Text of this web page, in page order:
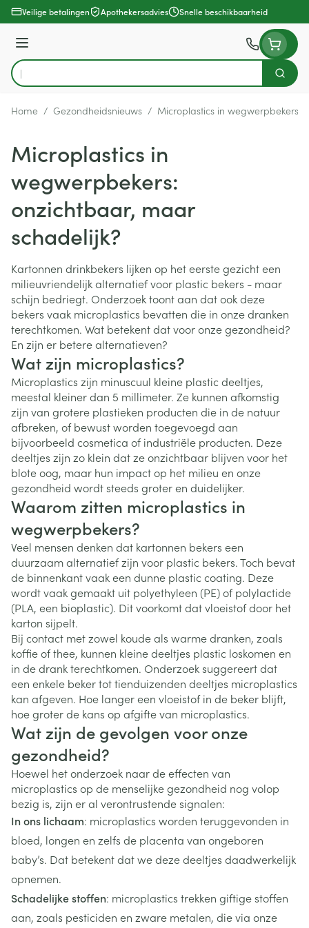
Ga naar de inhoud
Veilige betalingen Apothekersadvies Snelle beschikbaarheid
Menu
Product, merk, categorie...
Zoek
Home / Gezondheidsnieuws / Microplastics in wegwerpbekers:
Microplastics in
wegwerpbekers:
onzichtbaar, maar
schadelijk?
Kartonnen drinkbekers lijken op het eerste gezicht een
milieuvriendelijk alternatief voor plastic bekers - maar
schijn bedriegt. Onderzoek toont aan dat ook deze
bekers vaak microplastics bevatten die in onze dranken
terechtkomen. Wat betekent dat voor onze gezondheid?
En zijn er betere alternatieven?
Wat zijn microplastics?
Microplastics zijn minuscuul kleine plastic deeltjes,
meestal kleiner dan 5 millimeter. Ze kunnen afkomstig
zijn van grotere plastieken producten die in de natuur
afbreken, of bewust worden toegevoegd aan
bijvoorbeeld cosmetica of industriële producten. Deze
deeltjes zijn zo klein dat ze onzichtbaar blijven voor het
blote oog, maar hun impact op het milieu en onze
gezondheid wordt steeds groter en duidelijker.
Waarom zitten microplastics in
wegwerpbekers?
Veel mensen denken dat kartonnen bekers een
duurzaam alternatief zijn voor plastic bekers. Toch bevat
de binnenkant vaak een dunne plastic coating. Deze
wordt vaak gemaakt uit polyethyleen (PE) of polylactide
(PLA, een bioplastic). Dit voorkomt dat vloeistof door het
karton sijpelt.
Bij contact met zowel koude als warme dranken, zoals
koffie of thee, kunnen kleine deeltjes plastic loskomen en
in de drank terechtkomen. Onderzoek suggereert dat
een enkele beker tot tienduizenden deeltjes microplastics
kan afgeven. Hoe langer een vloeistof in de beker blijft,
hoe groter de kans op afgifte van microplastics.
Wat zijn de gevolgen voor onze
gezondheid?
Hoewel het onderzoek naar de effecten van
microplastics op de menselijke gezondheid nog volop
bezig is, zijn er al verontrustende signalen:
In ons lichaam: microplastics worden teruggevonden in
bloed, longen en zelfs de placenta van ongeboren
baby’s. Dat betekent dat we deze deeltjes daadwerkelijk
opnemen.
Schadelijke stoffen: microplastics trekken giftige stoffen
aan, zoals pesticiden en zware metalen, die via onze